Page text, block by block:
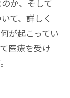
か、そして
て、詳しく
が起こってい
医療を受け